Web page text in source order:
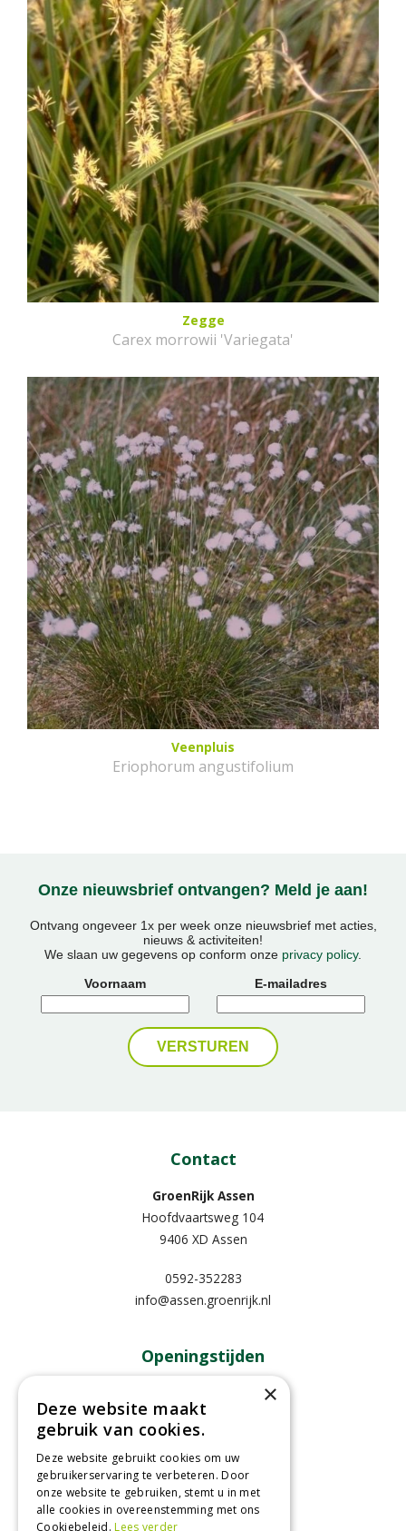
Zegge
Carex morrowii 'Variegata'
Veenpluis
Eriophorum angustifolium
Onze nieuwsbrief ontvangen? Meld je aan!
Ontvang ongeveer 1x per week onze nieuwsbrief met acties,
nieuws & activiteiten!
We slaan uw gegevens op conform onze privacy policy.
Voornaam
E-mailadres
Contact
GroenRijk Assen
Hoofdvaartsweg 104
9406 XD Assen
0592-352283
info@assen.groenrijk.nl
Openingstijden
09:00 - 18:00
Dinsdag
Woensdag
Donderdag
09:00 - 18:00
Vrijdag
09:00 - 18:00
Zaterdag
09:00 - 17:00
×
Deze website maakt
gebruik van cookies.
Deze website gebruikt cookies om uw
gebruikerservaring te verbeteren. Door
onze website te gebruiken, stemt u in met
alle cookies in overeenstemming met ons
Cookiebeleid.Lees verder